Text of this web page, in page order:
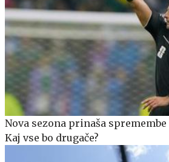
Nova sezona prinaša
Kaj vse bo drugače?